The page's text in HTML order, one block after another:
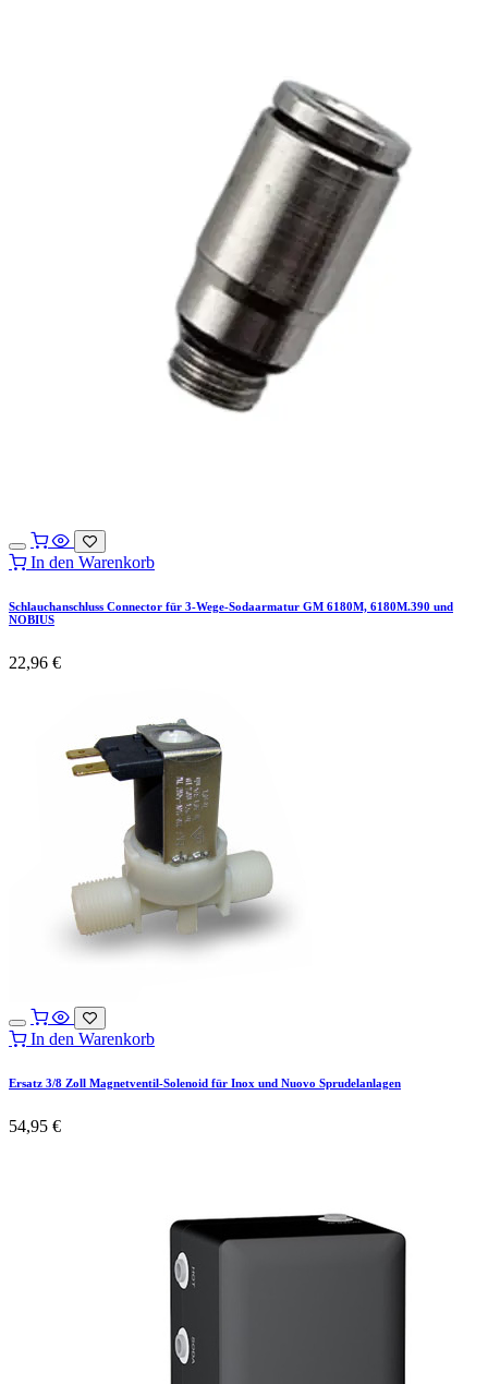
In den Warenkorb
Schlauchanschluss Connector für 3-Wege-Sodaarmatur GM 6180M, 6180M.390 und
NOBIUS
22,96 €
In den Warenkorb
Ersatz 3/8 Zoll Magnetventil-Solenoid für Inox und Nuovo Sprudelanlagen
54,95 €